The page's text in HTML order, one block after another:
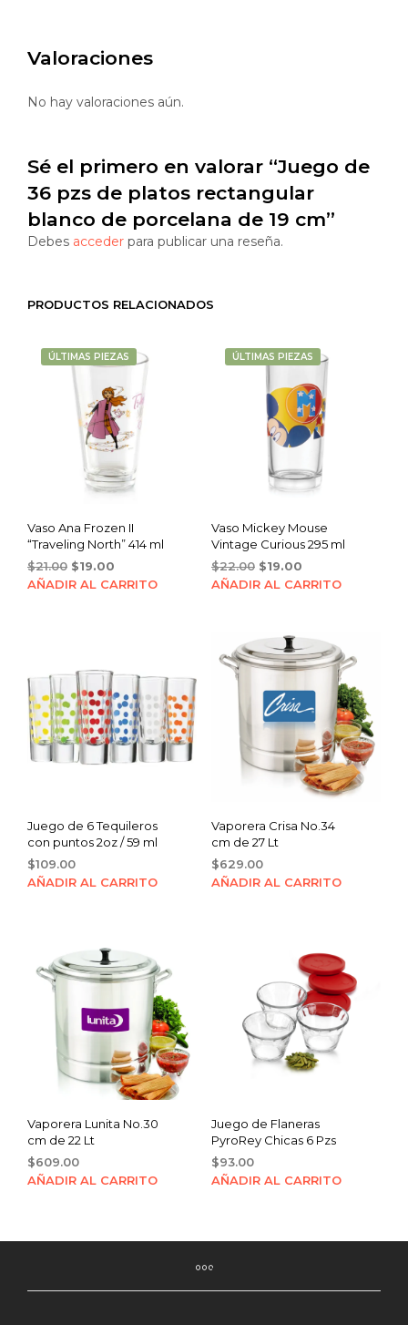
Valoraciones
No hay valoraciones aún.
Sé el primero en valorar “Juego de
36 pzs de platos rectangular
blanco de porcelana de 19 cm”
Debes acceder para publicar una reseña.
PRODUCTOS RELACIONADOS
ÚLTIMAS PIEZAS
Vaso Ana Frozen II
“Traveling North” 414 ml
$21.00 Original
price
$19.00
price
AÑADIR AL CARRITO
ÚLTIMAS PIEZAS
Vaso Mickey Mouse
Vintage Curious 295 ml
$22.00 Original
price
$19.00Current
price
AÑADIR AL CARRITO
Juego de 6 Tequileros
con puntos 2oz / 59 ml
$109.00
AÑADIR AL CARRITO
Vaporera Crisa No.34
cm de 27 Lt
$629.00
AÑADIR AL CARRITO
Vaporera Lunita No.30
cm de 22 Lt
$609.00
AÑADIR AL CARRITO
Juego de Flaneras
PyroRey Chicas 6 Pzs
$93.00
AÑADIR AL CARRITO